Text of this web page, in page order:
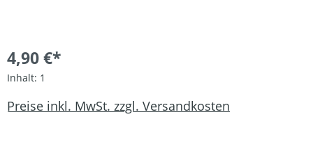
4,90 €*
Inhalt: 1
Preise inkl. MwSt. zzgl. Versandkosten